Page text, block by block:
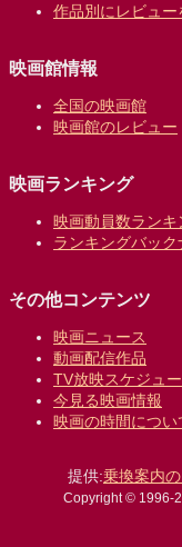
作品別にレビュー
映画館情報
全国の映画館
映画館のレビュー
映画ランキング
映画動員数ランキ
ランキングバック
その他コンテンツ
映画ニュース
動画配信作品
TV放映スケジュ
今見る映画情報
映画の時間につい
提供:乗換案内
Copyright © 1996-